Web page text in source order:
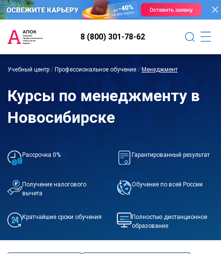
8 (800) 301-78-62
Учебный центр / Профессиональное обучение / Менеджмент
Курсы по менеджменту в
Новосибирске
Рассрочка 0% Гарантированный результат
Получение налогового
вычета
Обучение по всей России
Кратчайшие сроки обучения
Полностью дистанционное
образование